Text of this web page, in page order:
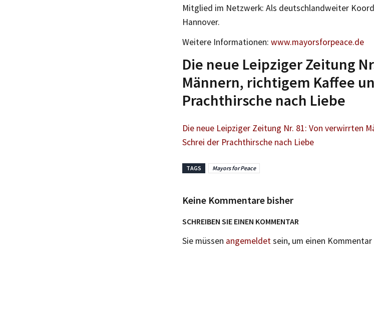
Mitglied im Netzwerk: Als deutschlandweiter
Hannover.
Weitere Informationen: www.mayorsforpeace.de
Die neue Leipziger Zeitung
Männern, richtigem Kaffee
Prachthirsche nach Liebe
Die neue Leipziger Zeitung Nr. 81: Von verwirrten
Schrei der Prachthirsche nach Liebe
TAGS Mayors for Peace
Keine Kommentare bisher
SCHREIBEN SIE EINEN KOMMENTAR
Sie müssen angemeldetsein, um einen Kommentar